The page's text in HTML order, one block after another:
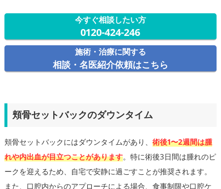
今すぐ相談したい方
0120-424-246
施術・治療に関する
相談・名医紹介依頼はこちら
頬骨セットバックのダウンタイム
頬骨セットバックにはダウンタイムがあり、 術後1〜2週間は腫
れや内出血が目立つことがあります。特に術後3日間は腫れのピ
ークを迎えるため、自宅で安静に過ごすことが推奨されます。
また、口腔内からのアプローチによる場合、食事制限や口腔ケ